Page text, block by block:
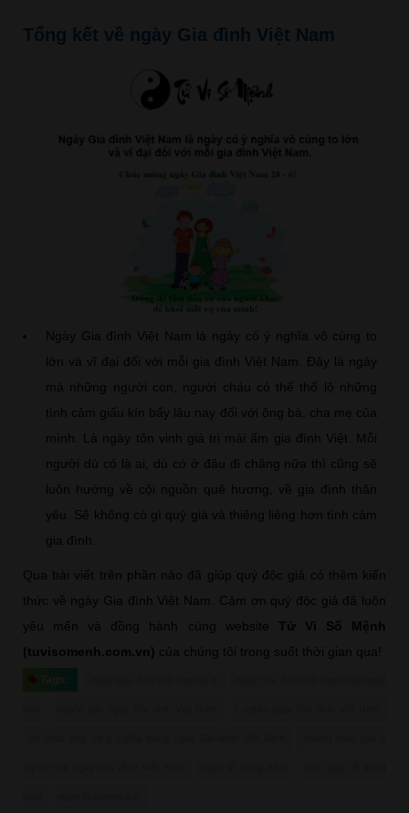
Tổng kết về ngày Gia đình Việt Nam
Ngày Gia đình Việt Nam là ngày có ý nghĩa vô cùng to
lớn và vĩ đại đối với mỗi gia đình Việt Nam. Đây là ngày
mà những người con, người cháu có thể thổ lộ những
tình cảm giấu kín bấy lâu nay đối với ông bà, cha mẹ của
mình. Là ngày tôn vinh giá trị mái ấm gia đình Việt. Mỗi
người dù có là ai, dù có ở đâu đi chăng nữa thì cũng sẽ
luôn hướng về cội nguồn quê hương, về gia đình thân
yêu. Sẽ không có gì quý giá và thiêng liêng hơn tình cảm
gia đình.
Qua bài viết trên phần nào đã giúp quý độc giả có thêm kiến
thức về ngày Gia đình Việt Nam. Cảm ơn quý độc giả đã luôn
yêu mến và đồng hành cùng website Tử Vi Số Mệnh
(tuvisomenh.com.vn) của chúng tôi trong suốt thời gian qua!